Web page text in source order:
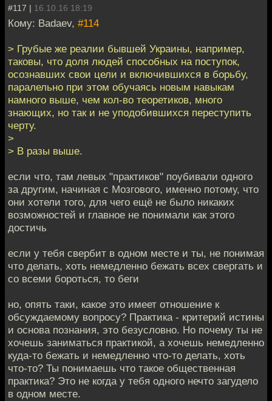
#117 | 16.10.16 18:19
Кому: Badaev, #114
> Грубые же реалии бывшей Украины, например,
таковы, что доля людей способных на поступок,
осознавших свои цели и включившихся в борьбу,
паралельно при этом обучаясь новым навыкам
намного выше, чем кол-во теоретиков, много
знающих, но так и не уподобившихся переступить
черту.
>
> В разы выше.
если что, там левых "практиков" поубивали одного
за другим, начиная с Мозгового, именно потому, что
они хотели того, для чего ещё не было никаких
возможностей и главное не понимали как этого
достичь
если у тебя свербит в одном месте и ты, не понимая
что делать, хоть немедленно бежать всех свергать и
со всеми бороться, то беги
но, опять таки, какое это имеет отношение к
обсуждаемому вопросу? Практика - критерий истины
и основа познания, это безусловно. Но почему ты не
хочешь заниматься практикой, а хочешь немедленно
куда-то бежать и немедленно что-то делать, хоть
что-то? Ты понимаешь что такое общественная
практика? Это не когда у тебя одного нечто загудело
в одном месте.